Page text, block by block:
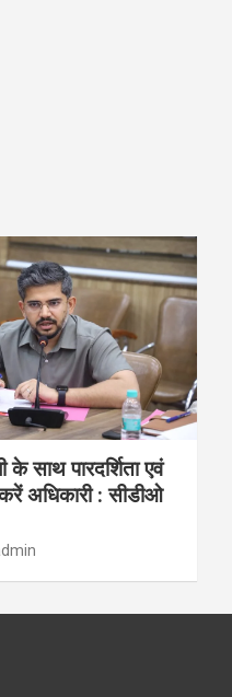
साथ पारदर्शिता एवं
अधिकारी : सीडीओ